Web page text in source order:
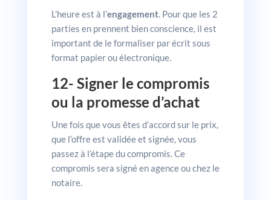
L’heure est à l’engagement. Pour que les 2
parties en prennent bien conscience, il est
important de le formaliser par écrit sous
format papier ou électronique.
12- Signer le compromis
ou la promesse d’achat
Une fois que vous êtes d’accord sur le prix,
que l’offre est validée et signée, vous
passez à l’étape du compromis. Ce
compromis sera signé en agence ou chez le
notaire.